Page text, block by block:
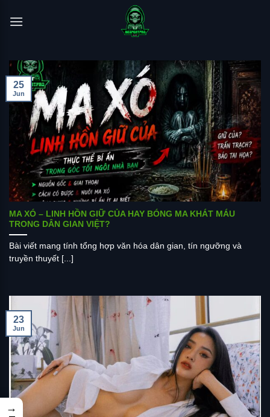
MA XÓ – LINH HỒN GIỮ CỦA HAY BÓNG MA KHÁT MÁU
TRONG DÂN GIAN VIỆT?
Bài viết mang tính tổng hợp văn hóa dân gian, tín ngưỡng và
truyền thuyết [...]
25
Jun
23
Jun
→